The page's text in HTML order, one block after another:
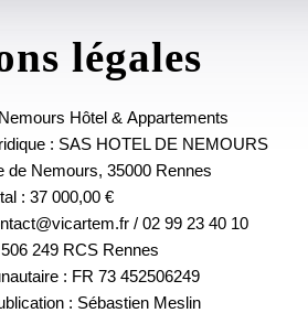
légales
Hôtel & Appartements
: SAS HOTEL DE NEMOURS
de Nemours, 35000 Rennes
: 37 000,00 €
/ 02 99 23 40 10
249 RCS Rennes
: FR 73 452506249
: Sébastien Meslin